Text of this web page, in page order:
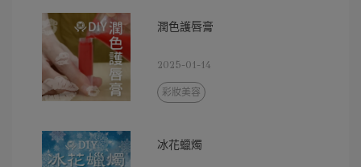
潤色護唇膏
2025-01-14
彩妝美容
冰花蠟燭